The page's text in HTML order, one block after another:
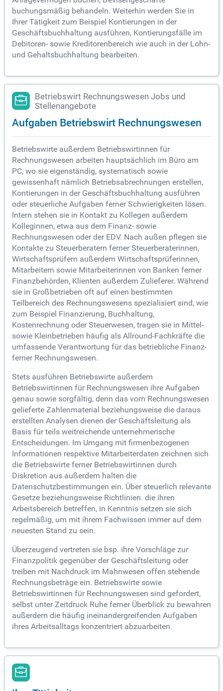
buchungsmäßig behandeln. Weiterhin werden Sie in
Ihrer Tätigkeit zum Beispiel Kontierungen in der
Geschäftsbuchhaltung ausführen, Kontierungsfälle im
Debitoren- sowie Kreditorenbereich wie auch in der Lohn-
und Gehaltsbuchhaltung bearbeiten.
Betriebswirt Rechnungswesen Jobs und
Stellenangebote
Aufgaben Betriebswirt Rechnungswesen
Betriebswirte außerdem Betriebswirtinnen für
Rechnungswesen arbeiten hauptsächlich im Büro am
PC, wo sie eigenständig, systematisch sowie
gewissenhaft nämlich Betriebsabrechnungen erstellen,
Kontierungen in der Geschäftsbuchhaltung ausführen
oder steuerliche Aufgaben ferner Schwierigkeiten lösen.
Intern stehen sie in Kontakt zu Kollegen außerdem
Kolleginnen, etwa aus dem Finanz- sowie
Rechnungswesen oder der EDV. Nach außen pflegen sie
Kontakte zu Steuerberatern ferner Steuerberaterinnen,
Wirtschaftsprüfern außerdem Wirtschaftsprüferinnen,
Mitarbeitern sowie Mitarbeiterinnen von Banken ferner
Finanzbehörden, Klienten außerdem Zulieferer. Während
sie in Großbetrieben oft auf einen bestimmten
Teilbereich des Rechnungswesens spezialisiert sind, wie
zum Beispiel Finanzierung, Buchhaltung,
Kostenrechnung oder Steuerwesen, tragen sie in Mittel-
sowie Kleinbetrieben häufig als Allround-Fachkräfte die
umfassende Verantwortung für das betriebliche Finanz-
ferner Rechnungswesen.
Stets ausführen Betriebswirte außerdem
Betriebswirtinnen für Rechnungswesen ihre Aufgaben
genau sowie sorgfältig, denn das vom Rechnungswesen
gelieferte Zahlenmaterial beziehungsweise die daraus
erstellten Analysen dienen der Geschäftsleitung als
Basis für teils weitreichende unternehmerische
Entscheidungen. Im Umgang mit firmenbezogenen
Informationen respektive Mitarbeiterdaten zeichnen sich
die Betriebswirte ferner Betriebswirtinnen durch
Diskretion aus außerdem halten die
Datenschutzbestimmungen ein. Über steuerlich relevante
Gesetze beziehungsweise Richtlinien. die ihren
Arbeitsbereich betreffen, in Kenntnis setzen sie sich
regelmäßig, um mit ihrem Fachwissen immer auf dem
neuesten Stand zu sein.
Überzeugend vertreten sie bsp. ihre Vorschläge zur
Finanzpolitik gegenüber der Geschäftsleitung oder
treiben mit Nachdruck im Mahnwesen offen stehende
Rechnungsbeträge ein. Betriebswirte sowie
Betriebswirtinnen für Rechnungswesen sind gefordert,
selbst unter Zeitdruck Ruhe ferner Überblick zu bewahren
außerdem die häufig ineinandergreifenden Aufgaben
ihres Arbeitsalltags konzentriert abzuarbeiten.